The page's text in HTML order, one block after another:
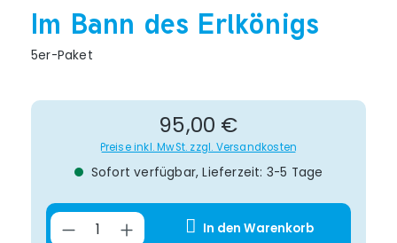
Im Bann des Erlkönigs
5er-Paket
Regulärer Preis:
95,00 €
Preise inkl. MwSt. zzgl. Versandkosten
Sofort verfügbar, Lieferzeit: 3-5 Tage
Produkt Anzahl: Gib den
In den Warenkorb